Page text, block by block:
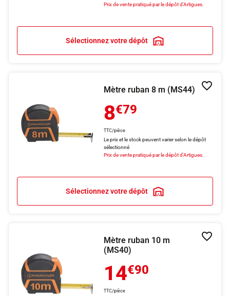
Prix de vente pratiqué par le dépôt d'Artigues.
Sélectionnez votre dépôt
Mètre ruban 8 m (MS44)
8€79
TTC/pièce
Le prix et le stock peuvent varier selon le dépôt
sélectionné
Prix de vente pratiqué par le dépôt d'Artigues.
Sélectionnez votre dépôt
Mètre ruban 10 m
(MS40)
14€90
TTC/pièce